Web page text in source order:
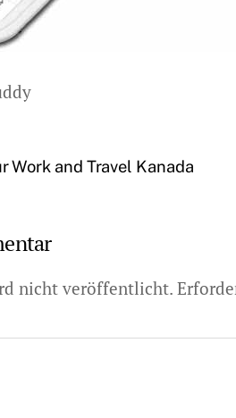
Work and Travel Kanada
nicht veröffentlicht.